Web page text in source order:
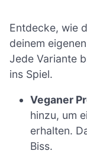
Entdecke, wie
deinem
Jede Variante
ins Spiel.
Veganer
hinzu, um
erhalten.
Biss.